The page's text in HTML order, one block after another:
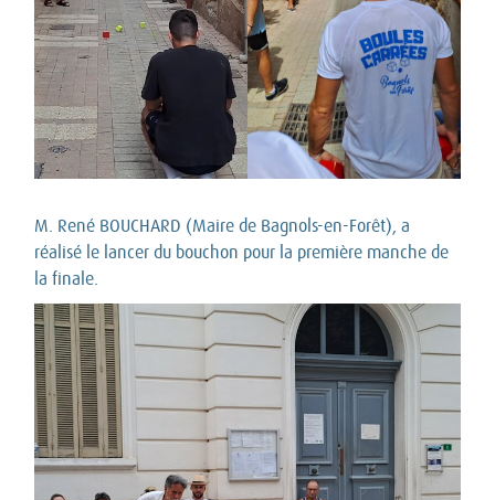
M. René BOUCHARD (Maire de Bagnols-en-Forêt), a
réalisé le lancer du bouchon pour la première manche de
la finale.